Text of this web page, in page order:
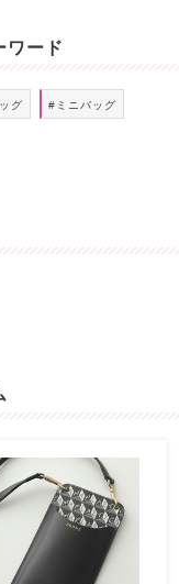
ワード
グ #ミニバッグ